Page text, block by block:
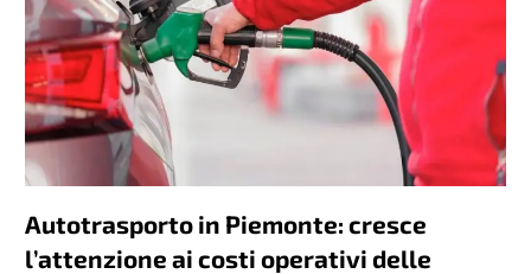
Autotrasporto in Piemonte: cresce
l’attenzione ai costi operativi delle